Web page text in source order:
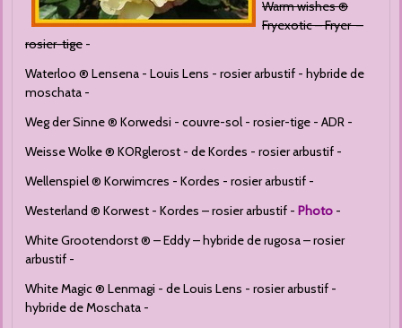
Warm wishes ®
Fryexotic – Fryer –
rosier-tige -
Waterloo ® Lensena - Louis Lens - rosier arbustif - hybride de
moschata -
Weg der Sinne ® Korwedsi - couvre-sol - rosier-tige - ADR -
Weisse Wolke ® KORglerost - de Kordes - rosier arbustif -
Wellenspiel ® Korwimcres - Kordes - rosier arbustif -
Westerland ® Korwest - Kordes – rosier arbustif - Photo -
White Grootendorst ® – Eddy – hybride de rugosa – rosier
arbustif -
White Magic ® Lenmagi - de Louis Lens - rosier arbustif -
hybride de Moschata -